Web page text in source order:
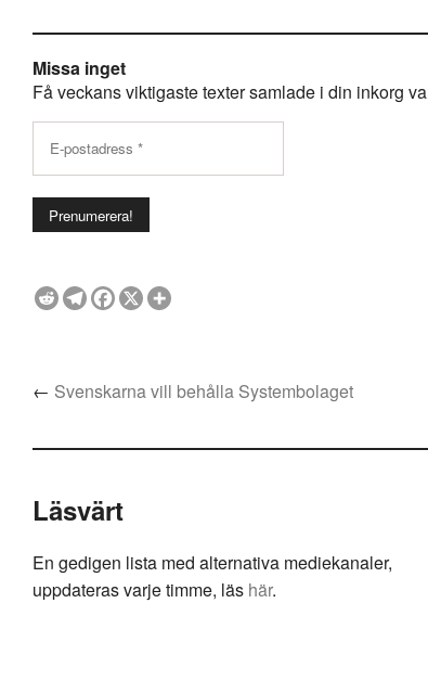
Missa inget
Få veckans viktigaste texter samlade i din inkorg
← Svenskarna vill behålla Systembolaget
Läsvärt
En gedigen lista med alternativa mediekanaler,
uppdateras varje timme, läs här.